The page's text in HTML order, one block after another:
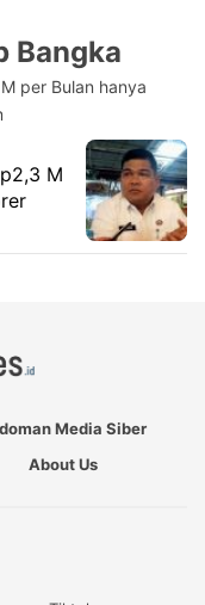
Bangka
per Bulan hanya
M
Media Siber
About Us